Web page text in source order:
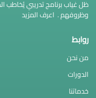
ظل غياب برنامج تدريبي يُخاطب
وظروفهم . اعرف المزيد
روابط
من نحن
الدورات
خدماتنا